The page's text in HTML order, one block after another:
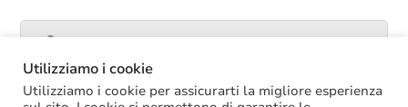
Utilizziamo i cookie
Utilizziamo i cookie per assicurarti la migliore esperienza